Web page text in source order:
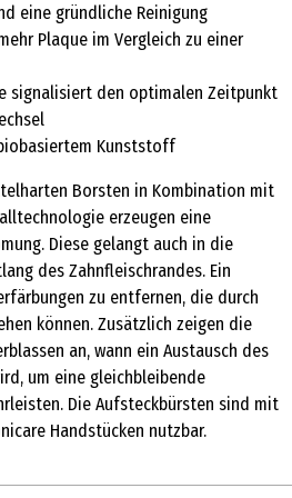
eine gründliche Reinigung
Plaque im Vergleich zu einer
signalisiert den optimalen Zeitpunkt
Kunststoff
Borsten in Kombination mit
erzeugen eine
Diese gelangt auch in die
des Zahnfleischrandes. Ein
zu entfernen, die durch
können. Zusätzlich zeigen die
an, wann ein Austausch des
um eine gleichbleibende
Die Aufsteckbürsten sind mit
Handstücken nutzbar.